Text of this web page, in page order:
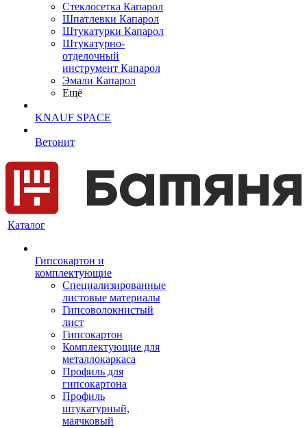
Cтеклосетка Капарол
Шпатлевки Капарол
Штукатурки Капарол
Штукатурно-
отделочный
инструмент Капарол
Эмали Капарол
Ещё
KNAUF SPACE
Ветонит
Каталог
Гипсокартон и
комплектующие
Специализированные
листовые материалы
Гипсоволокнистый
лист
Гипсокартон
Комплектующие для
металлокаркаса
Профиль для
гипсокартона
Профиль
штукатурный,
маячковый